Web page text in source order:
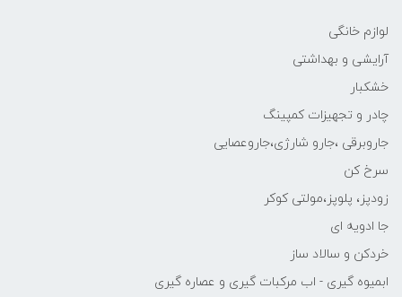
لوازم خانگی
آرایشی و بهداشتی
خشکبار
چادر و تجهیزات کمپینگ
جاروبرقی ،جارو شارژی،جاروعصایی
سرخ کن
زودپز، پلوپز،مولتی کوکر
جا ادویه ای
خردکن و سالاد ساز
ابمیوه گیری - اب مرکبات گیری و عصاره گیری